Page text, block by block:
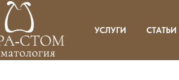
УСЛУГИ СТАТЬИ